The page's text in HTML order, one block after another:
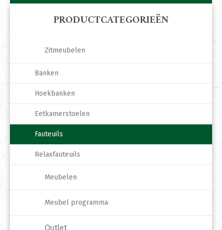
PRODUCTCATEGORIEËN
Zitmeubelen
Banken
Hoekbanken
Eetkamerstoelen
Fauteuils
Relaxfauteuils
Meubelen
Meubel programma
Outlet